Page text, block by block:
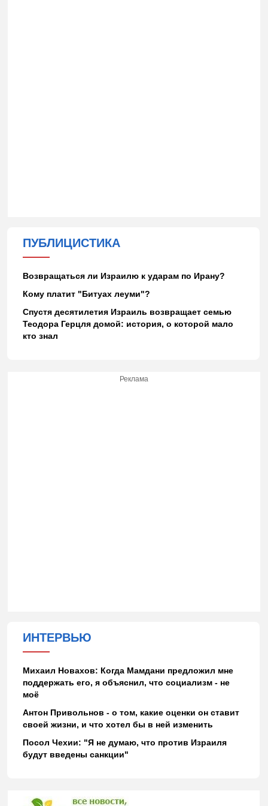
ПУБЛИЦИСТИКА
Возвращаться ли Израилю к ударам по Ирану?
Кому платит "Битуах леуми"?
Спустя десятилетия Израиль возвращает семью
Теодора Герцля домой: история, о которой мало
кто знал
Реклама
ИНТЕРВЬЮ
Михаил Новахов: Когда Мамдани предложил мне
поддержать его, я объяснил, что социализм - не
моё
Антон Привольнов - о том, какие оценки он ставит
своей жизни, и что хотел бы в ней изменить
Посол Чехии: "Я не думаю, что против Израиля
будут введены санкции"